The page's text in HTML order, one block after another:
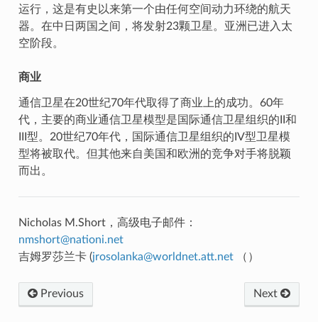
运行，这是有史以来第一个由任何空间动力环绕的航天
器。在中日两国之间，将发射23颗卫星。亚洲已进入太
空阶段。
商业
通信卫星在20世纪70年代取得了商业上的成功。60年
代，主要的商业通信卫星模型是国际通信卫星组织的II和
III型。20世纪70年代，国际通信卫星组织的IV型卫星模
型将被取代。但其他来自美国和欧洲的竞争对手将脱颖
而出。
Nicholas M.Short，高级电子邮件：
nmshort@nationi.net
吉姆罗莎兰卡 (jrosolanka@worldnet.att.net（）
Next
Previous